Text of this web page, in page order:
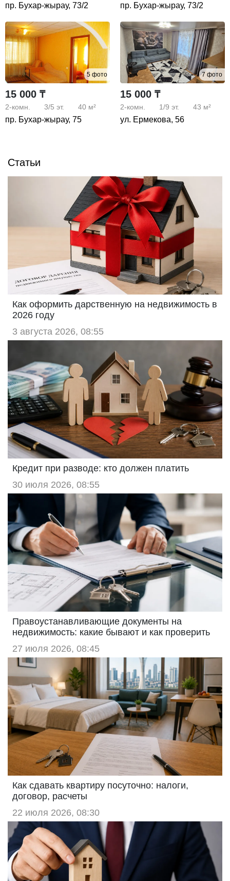
пр. Бухар-жырау, 73/2 пр. Бухар-жырау, 73/2
5 фото
15 000 ₸
2-комн. 3/5 эт. 40 м²
пр. Бухар-жырау, 75
7 фото
15 000 ₸
2-комн. 1/9 эт. 43 м²
ул. Ермекова, 56
Статьи
Как оформить дарственную на недвижимость в
2026 году
3 августа 2026, 08:55
Кредит при разводе: кто должен платить
30 июля 2026, 08:55
Правоустанавливающие документы на
недвижимость: какие бывают и как проверить
27 июля 2026, 08:45
Как сдавать квартиру посуточно: налоги,
договор, расчеты
22 июля 2026, 08:30